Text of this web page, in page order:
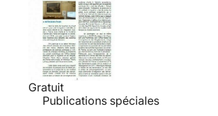
Gratuit
Publications spéciales